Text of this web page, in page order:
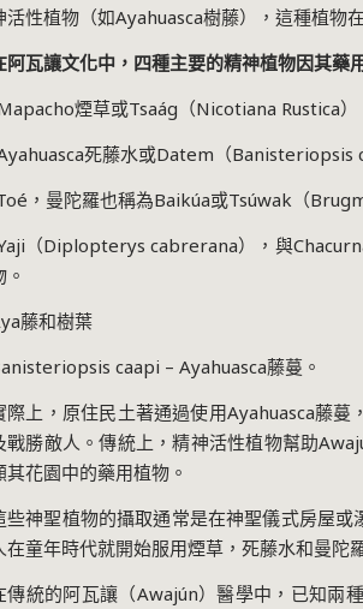
活性植物（如Ayahuasca樹藤），這種植物
阿瓦讓文化中，四種主要的精神植物因其藥
煙草或Tsaág （Nicotiana Rustica）
死藤水或Datem （Banisteriopsis
，曼陀羅也稱為Baikúa或Tsúwak （
（Diplopterys cabrerana），與
。
藤和樹葉
caapi – Ayahuasca藤蔓。
際上，原住民土著通過使用Ayahuasca藤蔓
戰勝敵人。傳統上，精神活性植物幫助
其花園中的藥用植物。
些神聖植物的攝取通常是在神聖儀式房屋
在童年時代就開始服用煙草，死藤水和曼陀
傳統的阿瓦讓（Awajún）醫學中，已知兩